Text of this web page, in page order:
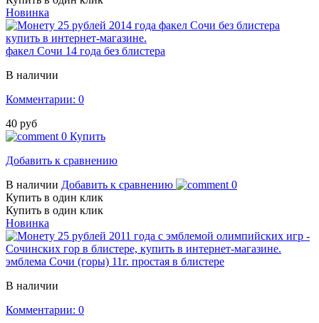
Новинка
факел Сочи 14 года без блистера
В наличии
Комментарии: 0
40 руб
0 Купить
Добавить к сравнению
В наличии Добавить к сравнению
0
Купить в один клик
Купить в один клик
Новинка
эмблема Сочи (горы) 11г. простая в блистере
В наличии
Комментарии: 0